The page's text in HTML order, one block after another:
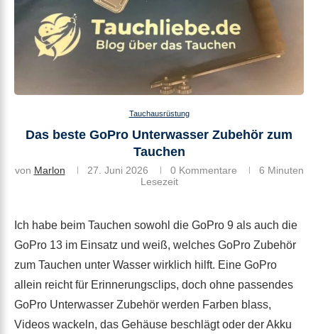
Tauchausrüstung
Das beste GoPro Unterwasser Zubehör zum
Tauchen
von Marlon 27. Juni 2026 0 Kommentare
6 Minuten
Lesezeit
Ich habe beim Tauchen sowohl die GoPro 9 als auch die
GoPro 13 im Einsatz und weiß, welches GoPro Zubehör
zum Tauchen unter Wasser wirklich hilft. Eine GoPro
allein reicht für Erinnerungsclips, doch ohne passendes
GoPro Unterwasser Zubehör werden Farben blass,
Videos wackeln, das Gehäuse beschlägt oder der Akku